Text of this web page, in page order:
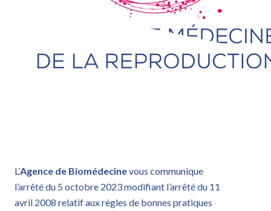
L’Agence de Biomédecinevous communique
l’arrêté du 5 octobre 2023 modifiant l’arrêté du 11
avril 2008 relatif aux règles de bonnes pratiques